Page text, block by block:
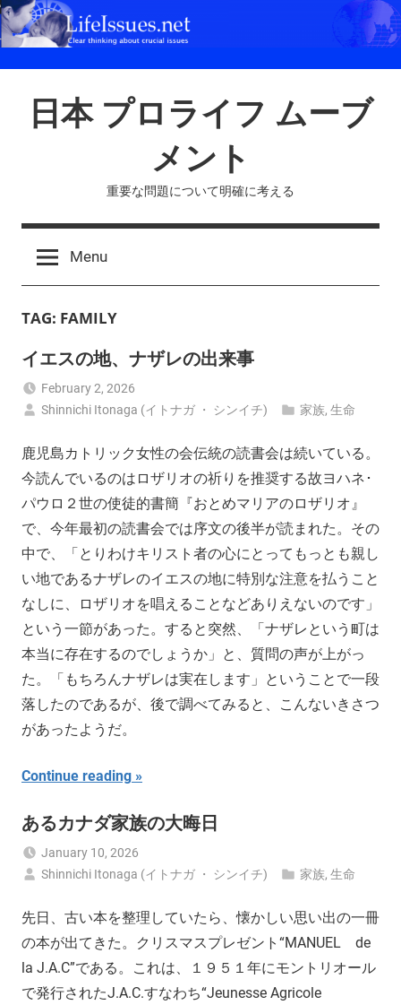
Skip
to
日本 プロライフ ムーブ
メント
重要な問題について明確に考える
Menu
TAG: FAMILY
イエスの地、ナザレの出来事
February 2, 2026
Shinnichi Itonaga (イトナガ ・ シンイチ)
家族,生命
鹿児島カトリック女性の会伝統の読書会は続いている。
今読んでいるのはロザリオの祈りを推奨する故ヨハネ･
パウロ２世の使徒的書簡『おとめマリアのロザリオ』
で、今年最初の読書会では序文の後半が読まれた。その
中で、「とりわけキリスト者の心にとってもっとも親し
い地であるナザレのイエスの地に特別な注意を払うこと
なしに、ロザリオを唱えることなどありえないのです」
という一節があった。すると突然、「ナザレという町は
本当に存在するのでしょうか」と、質問の声が上がっ
た。「もちろんナザレは実在します」ということで一段
落したのであるが、後で調べてみると、こんないきさつ
があったようだ。
Continue reading
あるカナダ家族の大晦日
January 10, 2026
Shinnichi Itonaga (イトナガ ・ シンイチ)
家族,生命
先日、古い本を整理していたら、懐かしい思い出の一冊
の本が出てきた。クリスマスプレゼント“MANUEL de
la J.A.C”である。これは、１９５１年にモントリオール
で発行されたJ.A.C.すなわち“Jeunesse Agricole